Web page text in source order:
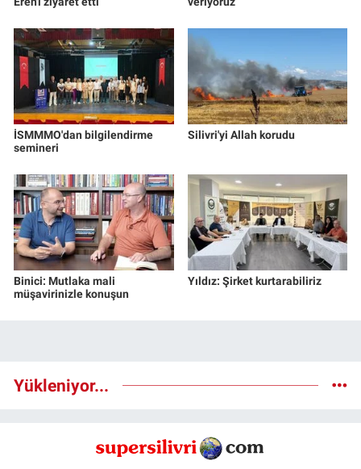
İSMMMO'dan bilgilendirme
semineri
Silivri'yi Allah korudu
Binici: Mutlaka mali
müşavirinizle konuşun
Yıldız: Şirket kurtarabiliriz
Yükleniyor...